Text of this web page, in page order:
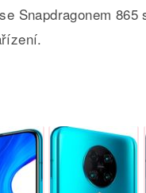
Snapdragonem